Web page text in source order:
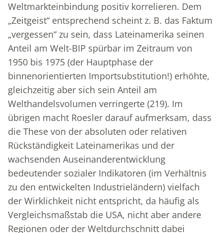
Weltmarkteinbindung positiv korrelieren. Dem
„Zeitgeist“ entsprechend scheint z. B. das Faktum
„vergessen“ zu sein, dass Lateinamerika seinen
Anteil am Welt-BIP spürbar im Zeitraum von
1950 bis 1975 (der Hauptphase der
binnenorientierten Importsubstitution!) erhöhte,
gleichzeitig aber sich sein Anteil am
Welthandelsvolumen verringerte (219). Im
übrigen macht Roesler darauf aufmerksam, dass
die These von der absoluten oder relativen
Rückständigkeit Lateinamerikas und der
wachsenden Auseinanderentwicklung
bedeutender sozialer Indikatoren (im Verhältnis
zu den entwickelten Industrieländern) vielfach
der Wirklichkeit nicht entspricht, da häufig als
Vergleichsmaßstab die USA, nicht aber andere
Regionen oder der Weltdurchschnitt dabei